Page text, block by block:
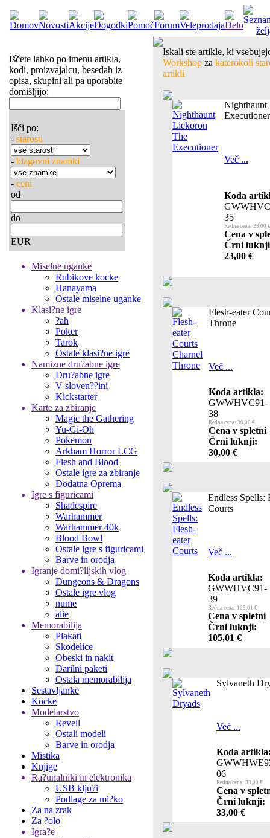
Iščete lahko po imenu artikla,
kodi, proizvajalcu, besedah iz
opisa, skupini ali pa uporabite
domišljijo:
Išči po:
- starosti
- blagovni znamki
- ceni
od
do
EUR
Miselne uganke
Rubikove kocke
Hanayama
Ostale miselne uganke
Klasi?ne igre
?ah
Poker
Tarok
Ostale klasi?ne igre
Namizne dru?abne igre
Dru?abne igre
V sloven??ini
Kickstarter
Karte za zbiranje
Magic the Gathering
Yu-Gi-Oh
Pokemon
Arkham Horror LCG
Flesh and Blood
Ostale igre za zbiranje
Dodatna Oprema
Igre s figuricami
Shadespire
Warhammer
Warhammer 40k
Blood Bowl
Ostale igre s figuricami
Barve in orodja
Igranje domi?lijskih vlog
Dungeons & Dragons
Ostale igre vlog
nume
alie
Memorabilija
Plakati
Skodelice
Obeski in nakit
Darilni paketi
Ostala memorabilija
Sestavljanke
Kocke
Modelarstvo
Revell
Ostali modeli
Barve in orodja
Mistika
Knjige
Ra?unalniki in elektronika
USB klju?i
Podlage za mi?ko
Za na zrak
Za ?olo
Igra?e
Iskali ste artikle, ki
Workshop za katerokoli
artikli
Nighthaunt
Executioner
Več ...
Koda
35
Redna cena: 23,00 €
Cena v
Črni
23,00 €
Flesh-eater
Throne
Več ...
Koda artikla:
GWWHVC91-
38
Redna cena: 30,00 €
Cena v spletni
Črni luknji:
30,00 €
Endless Spells:
Courts
Več ...
Koda artikla:
GWWHVC91-
39
Redna cena: 105,01 €
Cena v spletni
Črni luknji:
105,01 €
Sylvaneth
Več ...
Koda
06
Redna cena: 33,00 €
Cena v
Črni luknji:
33,00 €